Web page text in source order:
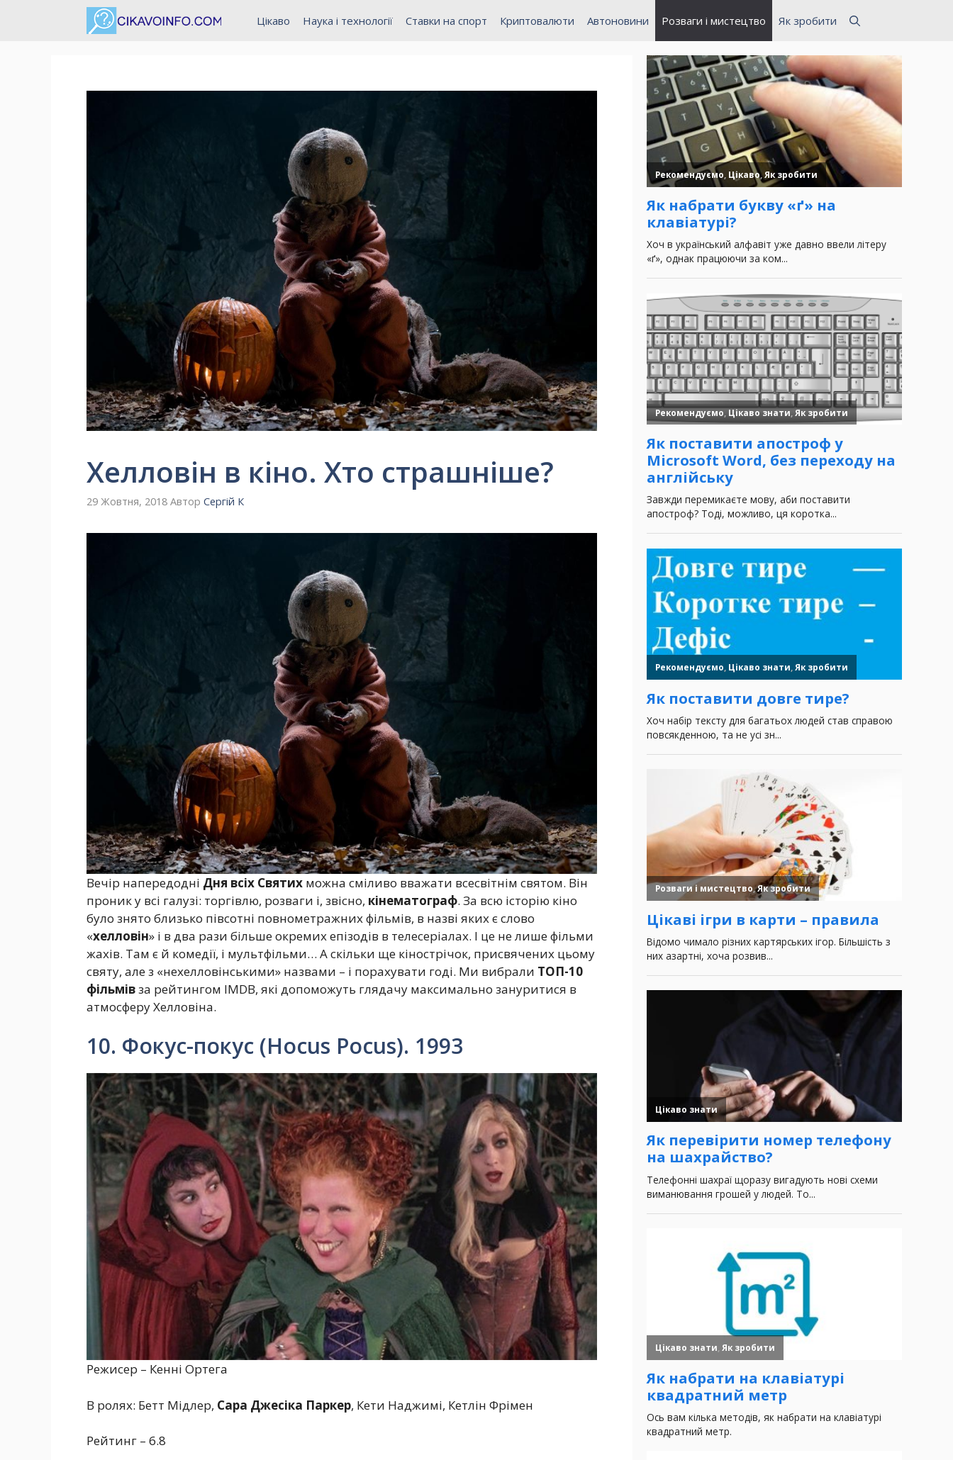
Цікаво Наука і технології Ставки на спорт Криптовалюти Автоновини Розваги і мистецтво Як зробити
Хелловін в кіно. Хто страшніше?
29 Жовтня, 2018 Автор Сергій К
Вечір напередодні Дня всіх Святих можна сміливо вважати всесвітнім святом. Він
проник у всі галузі: торгівлю, розваги і, звісно, кінематограф. За всю історію кіно
було знято близько півсотні повнометражних фільмів, в назві яких є слово
«хелловін» і в два рази більше окремих епізодів в телесеріалах. І це не лише фільми
жахів. Там є й комедії, і мультфільми… А скільки ще кінострічок, присвячених цьому
святу, але з «нехелловінськими» назвами – і порахувати годі. Ми вибрали ТОП-10
фільмівза рейтингом IMDB, які допоможуть глядачу максимально зануритися в
атмосферу Хелловіна.
10. Фокус-покус (Hocus Pocus). 1993
Режисер – Кенні Ортега
В ролях: Бетт Мідлер, Сара Джесіка Паркер, Кети Наджимі, Кетлін Фрімен
Рейтинг – 6.8